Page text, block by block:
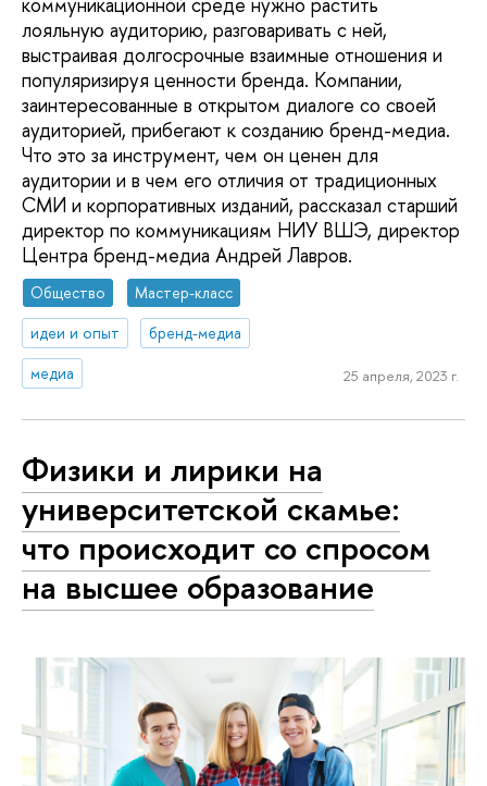
лояльную аудиторию, разговаривать с ней,
выстраивая долгосрочные взаимные отношения и
популяризируя ценности бренда. Компании,
заинтересованные в открытом диалоге со своей
аудиторией, прибегают к созданию бренд-медиа.
Что это за инструмент, чем он ценен для
аудитории и в чем его отличия от традиционных
СМИ и корпоративных изданий, рассказал старший
директор по коммуникациям НИУ ВШЭ, директор
Центра бренд-медиа Андрей Лавров.
Общество
Мастер-класс
идеи и опыт
бренд-медиа
медиа
25 апреля, 2023 г.
Физики и лирики на
университетской скамье:
что происходит со спросом
на высшее образование